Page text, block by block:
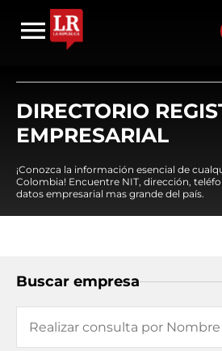
DIRECTORIO
EMPRESARIAL
¡Conozca la información esencial de
Colombia! Encuentre NIT, dirección,
datos empresarial mas grande del país.
Buscar empresa